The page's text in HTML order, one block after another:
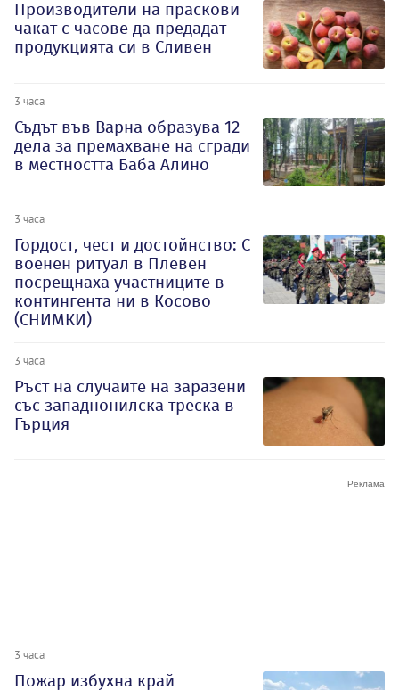
Производители на праскови
чакат с часове да предадат
продукцията си в Сливен
3 часа
Съдът във Варна образува 12
дела за премахване на сгради
в местността Баба Алино
3 часа
Гордост, чест и достойнство: С
военен ритуал в Плевен
посрещнаха участниците в
контингента ни в Косово
(СНИМКИ)
3 часа
Ръст на случаите на заразени
със западнонилска треска в
Гърция
3 часа
Пожар избухна край